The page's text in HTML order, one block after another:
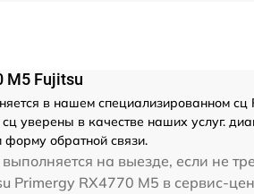
M5 Fujitsu
в нашем специализированном
уверены в качестве наших услуг.
обратной связи.
выполняется на выезде, если не
Primergy RX4770 M5 в сервис-